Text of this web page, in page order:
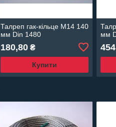
Талреп гак-кільце М14 140
мм Din 1480
180,80₴
Купити
мм